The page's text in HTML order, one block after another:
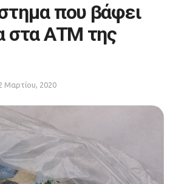
που βάφει
στα ΑΤΜ της
Μαρτίου, 2020